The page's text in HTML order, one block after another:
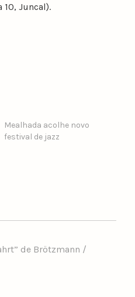
10, Juncal).
Mealhada acolhe novo
festival de jazz
de Brötzmann /